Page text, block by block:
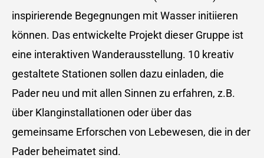
inspirierende Begegnungen mit Wasser initiieren
können. Das entwickelte Projekt dieser Gruppe ist
eine interaktiven Wanderausstellung. 10 kreativ
gestaltete Stationen sollen dazu einladen, die
Pader neu und mit allen Sinnen zu erfahren, z.B.
über Klanginstallationen oder über das
gemeinsame Erforschen von Lebewesen, die in der
Pader beheimatet sind.